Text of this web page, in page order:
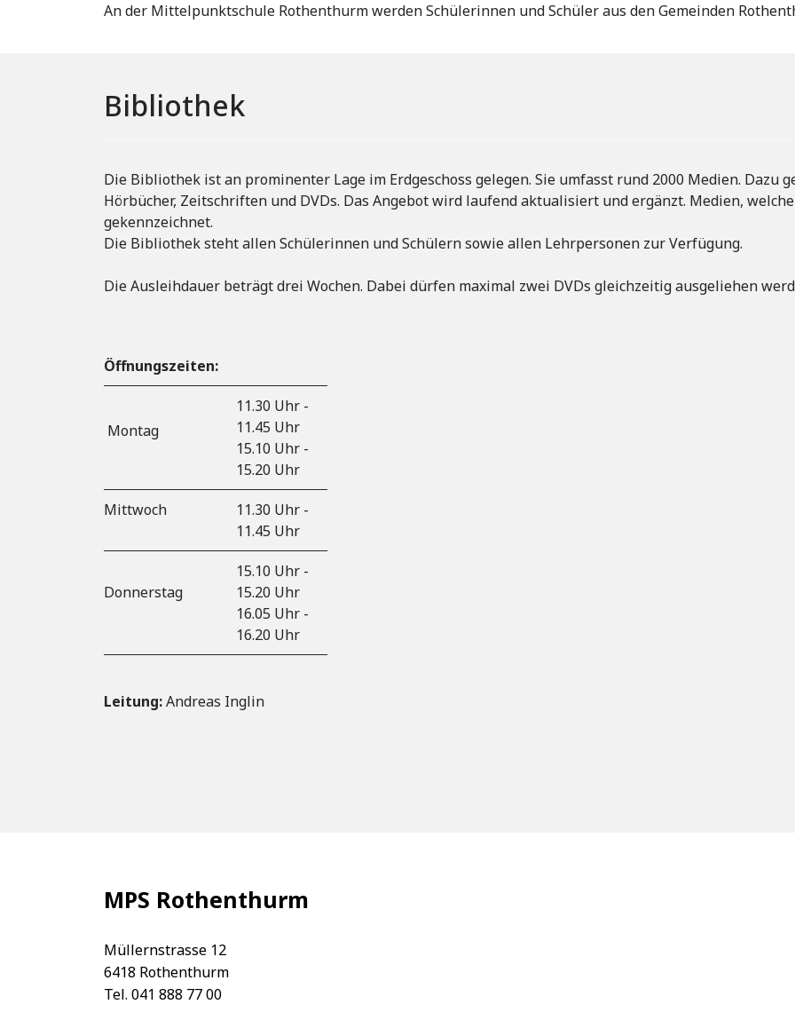
An der Mittelpunktschule Rothenthurm werden Schülerinnen und Schüler aus den Gemeinden
Bibliothek
Die Bibliothek ist an prominenter Lage im Erdgeschoss gelegen. Sie umfasst rund 2000 Medien. Dazu
Hörbücher, Zeitschriften und DVDs. Das Angebot wird laufend aktualisiert und ergänzt. Medien,
gekennzeichnet.
Die Bibliothek steht allen Schülerinnen und Schülern sowie allen Lehrpersonen zur Verfügung.
Die Ausleihdauer beträgt drei Wochen. Dabei dürfen maximal zwei DVDs gleichzeitig ausgeliehen
Öffnungszeiten:
Montag
11.30 Uhr -
11.45 Uhr
15.10 Uhr -
15.20 Uhr
Mittwoch
11.30 Uhr -
11.45 Uhr
Donnerstag
15.10 Uhr -
15.20 Uhr
16.05 Uhr -
16.20 Uhr
Leitung:Andreas Inglin
MPS Rothenthurm
Müllernstrasse 12
6418 Rothenthurm
Tel. 041 888 77 00